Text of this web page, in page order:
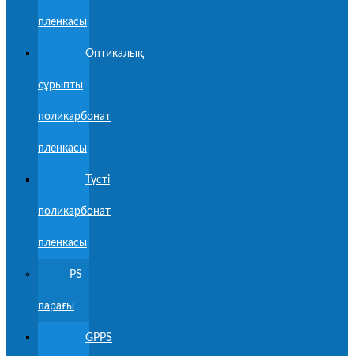
пленкасы
Оптикалық
сұрыпты
поликарбонат
пленкасы
Түсті
поликарбонат
пленкасы
PS
парағы
GPPS